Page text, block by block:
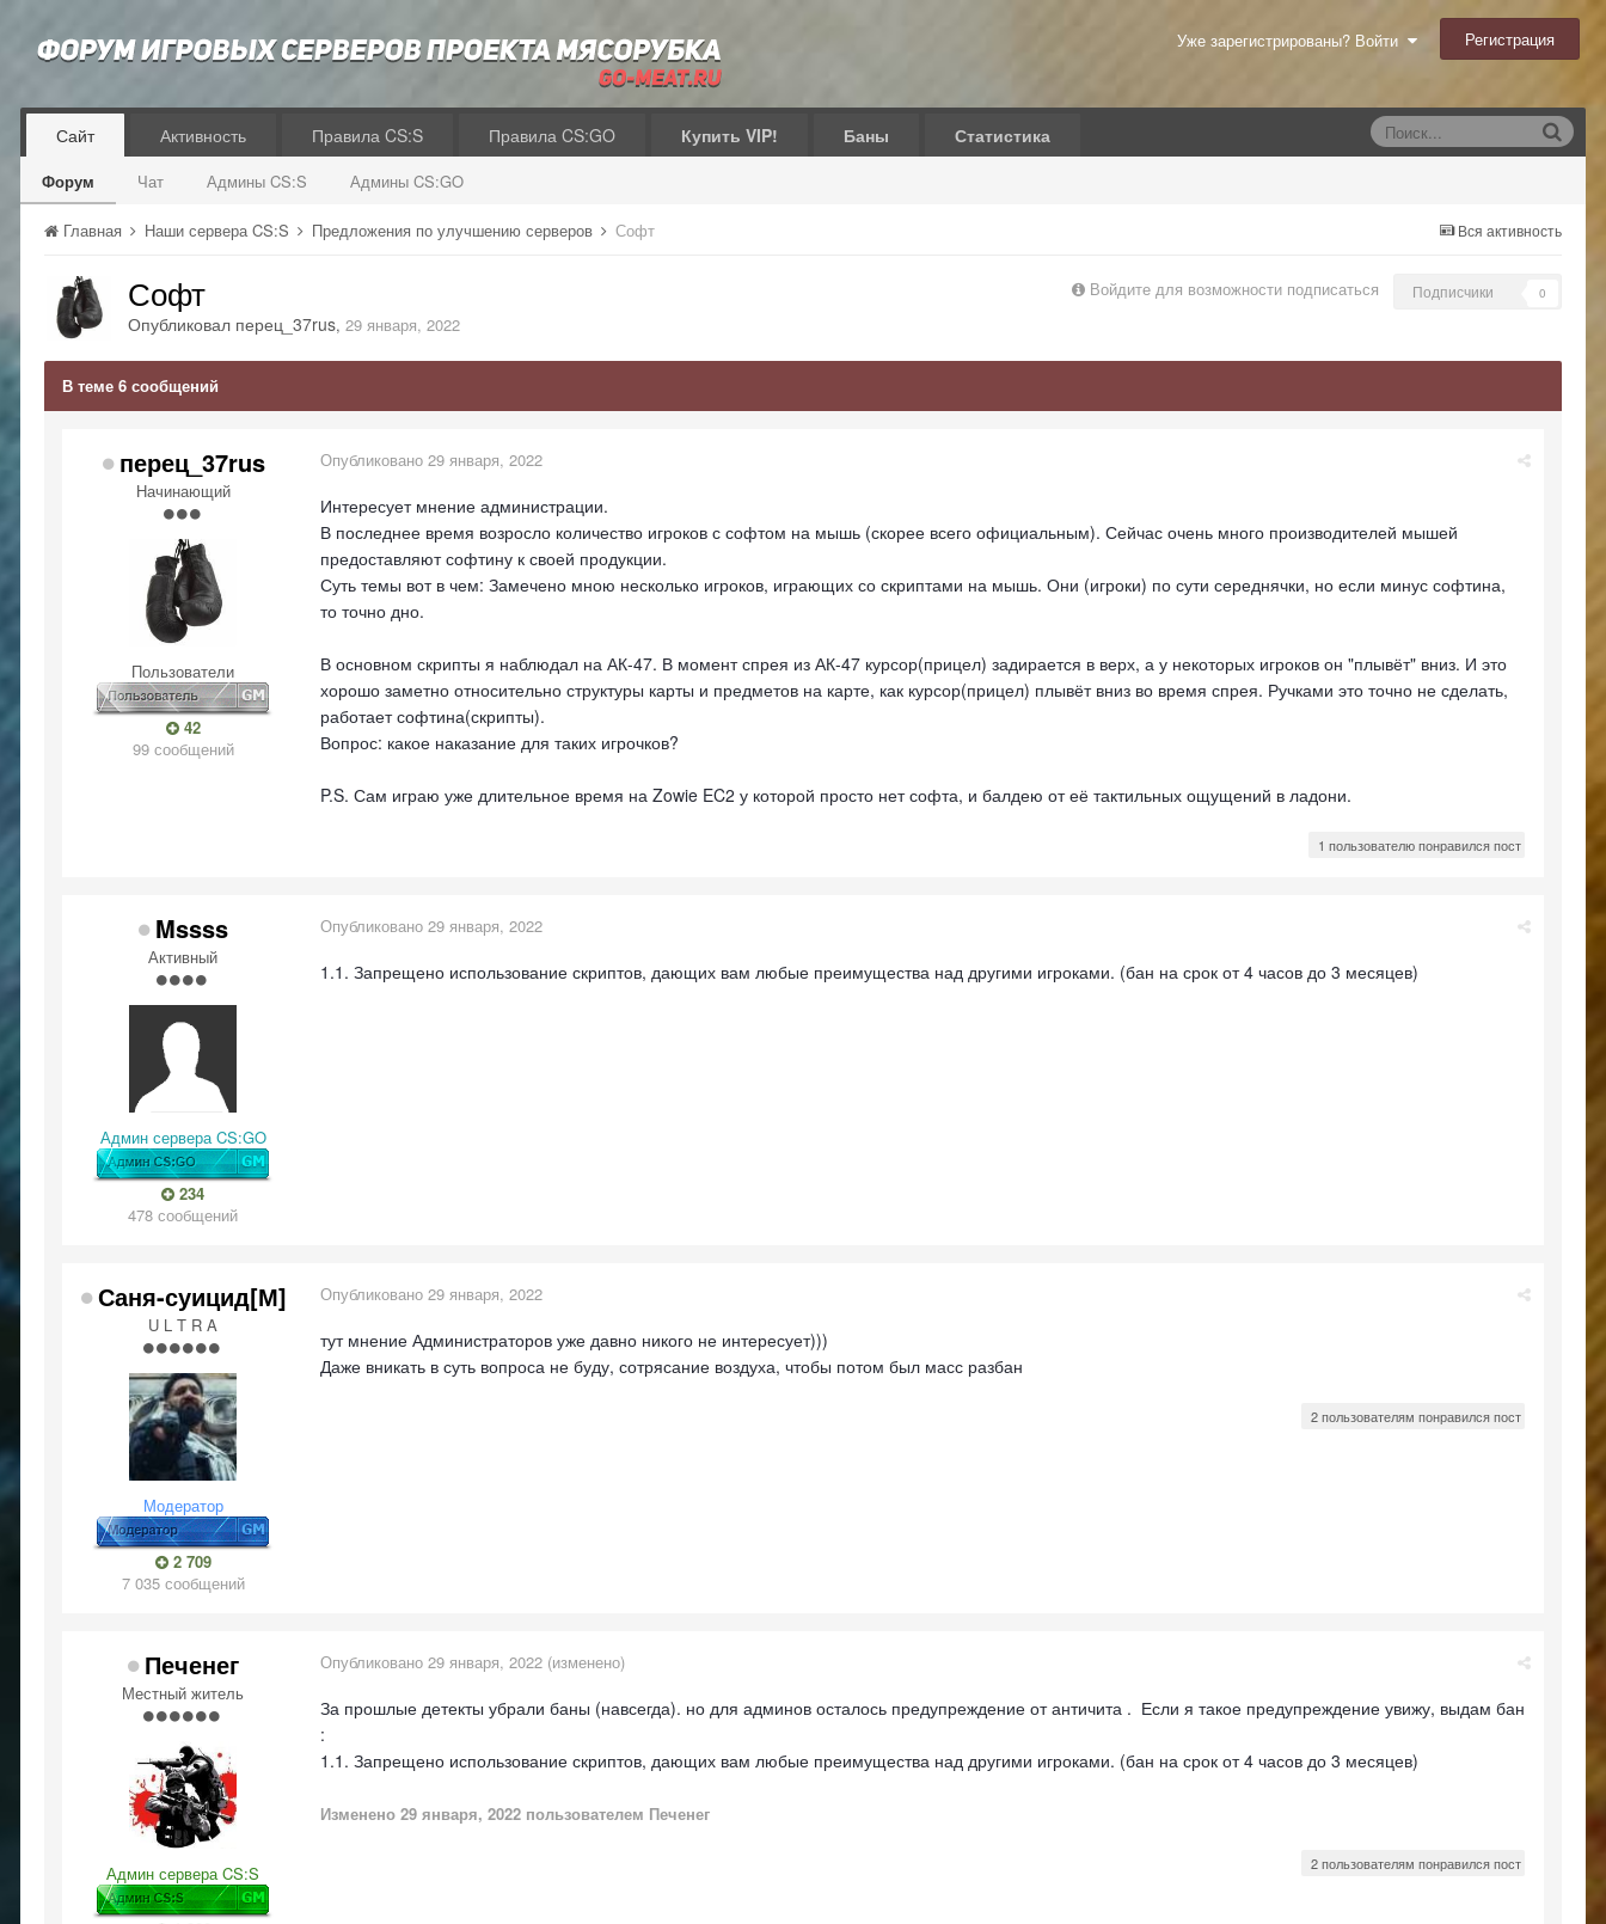
Уже зарегистрированы? Войти Регистрация
Сайт
Форум Чат Админы CS:S Админы CS:GO
Активность Правила CS:S Правила CS:GO Купить VIP! Баны Статистика
Вся активность
Главная Наши сервера CS:S Предложения по улучшению серверов Софт
Войдите для возможности подписаться Подписчики 0
Софт
Опубликовал перец_37rus, 29 января, 2022
В теме 6 сообщений
перец_37rus
Начинающий
Пользователи
42
99 сообщений
Опубликовано 29 января, 2022
Интересует мнение администрации.
В последнее время возросло количество игроков с софтом на мышь (скорее всего официальным). Сейчас очень много производителей мышей
предоставляют софтину к своей продукции.
Суть темы вот в чем: Замечено мною несколько игроков, играющих со скриптами на мышь. Они (игроки) по сути середнячки, но если минус софтина,
то точно дно.
В основном скрипты я наблюдал на АК-47. В момент спрея из АК-47 курсор(прицел) задирается в верх, а у некоторых игроков он "плывёт" вниз. И это
хорошо заметно относительно структуры карты и предметов на карте, как курсор(прицел) плывёт вниз во время спрея. Ручками это точно не сделать,
работает софтина(скрипты).
Вопрос: какое наказание для таких игрочков?
P.S. Сам играю уже длительное время на Zowie EC2 у которой просто нет софта, и балдею от её тактильных ощущений в ладони.
1 пользователю понравился пост
Mssss
Активный
Админ сервера CS:GO
234
478 сообщений
Опубликовано 29 января, 2022
1.1. Запрещено использование скриптов, дающих вам любые преимущества над другими игроками. (бан на срок от 4 часов до 3 месяцев)
Саня-суицид[М]
U L T R A
Модератор
2 709
7 035 сообщений
Опубликовано 29 января, 2022
тут мнение Администраторов уже давно никого не интересует)))
Даже вникать в суть вопроса не буду, сотрясание воздуха, чтобы потом был масс разбан
2 пользователям понравился пост
Печенег
Местный житель
Админ сервера CS:S
Опубликовано 29 января, 2022 (изменено)
За прошлые детекты убрали баны (навсегда). но для админов осталось предупреждение от античита . Если я такое предупреждение увижу, выдам бан
:
1.1. Запрещено использование скриптов, дающих вам любые преимущества над другими игроками. (бан на срок от 4 часов до 3 месяцев)
Изменено 29 января, 2022 пользователем Печенег
2 пользователям понравился пост